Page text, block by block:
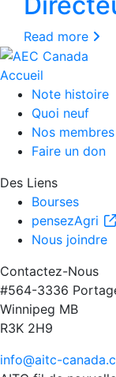
Read more
Accueil
Note histoire
Quoi neuf
Nos
Faire un don
Des Liens
Bourses
pensezAgri
Nous joindre
Contactez-Nous
#564-3336
Winnipeg MB
R3K 2H9
info@aitc-